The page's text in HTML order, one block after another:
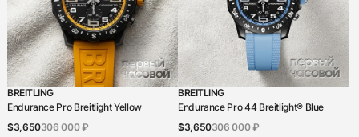
BREITLING
Endurance Pro Breitlight Yellow
$3,650306 000 ₽
BREITLING
Endurance Pro 44 Breitlight® Blue
$3,650306 000 ₽